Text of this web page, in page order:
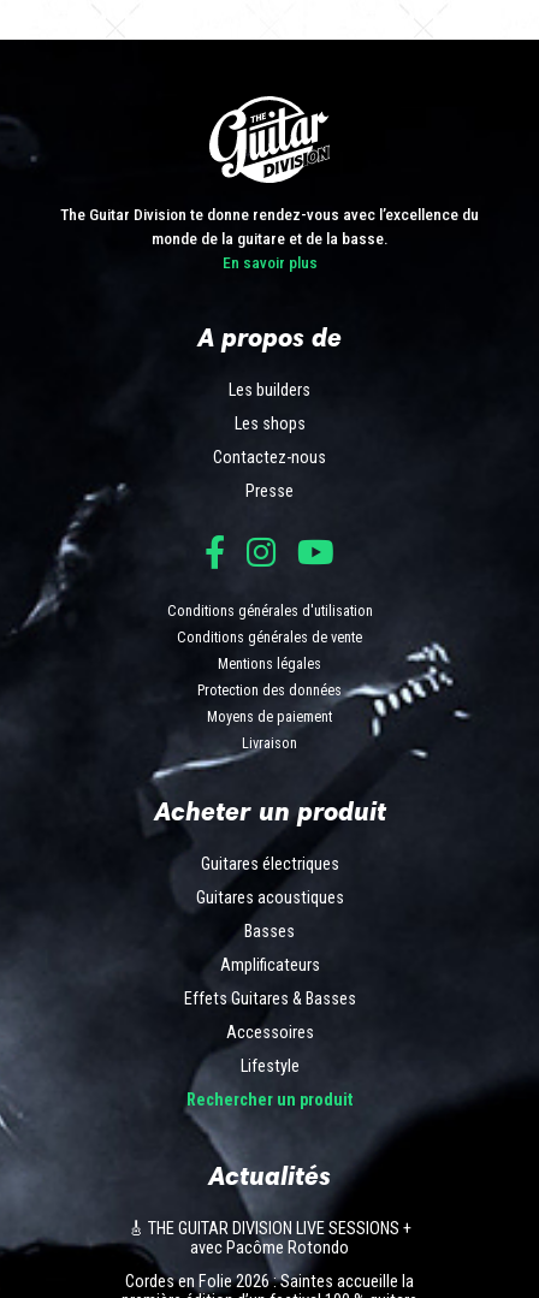
The Guitar Division te donne rendez-vous avec l’excellence du
monde de la guitare et de la basse.
En savoir plus
A propos de
Les builders
Les shops
Contactez-nous
Presse
Conditions générales d'utilisation
Conditions générales de vente
Mentions légales
Protection des données
Moyens de paiement
Livraison
Acheter un produit
Guitares électriques
Guitares acoustiques
Basses
Amplificateurs
Effets Guitares & Basses
Accessoires
Lifestyle
Rechercher un produit
Actualités
🎸 THE GUITAR DIVISION LIVE SESSIONS +
avec Pacôme Rotondo
Cordes en Folie 2026 : Saintes accueille la